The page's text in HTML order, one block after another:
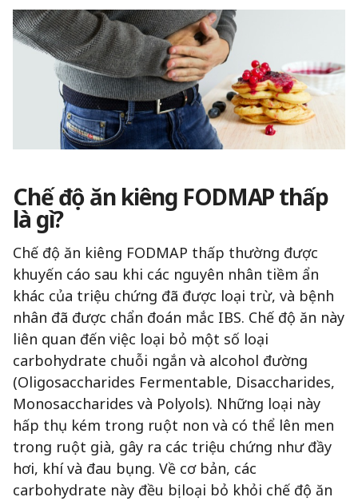
Chế độ ăn kiêng FODMAP thấp
là gì?
Chế độ ăn kiêng FODMAP thấp thường được
khuyến cáo sau khi các nguyên nhân tiềm ẩn
khác của triệu chứng đã được loại trừ, và bệnh
nhân đã được chẩn đoán mắc IBS. Chế độ ăn này
liên quan đến việc loại bỏ một số loại
carbohydrate chuỗi ngắn và alcohol đường
(Oligosaccharides Fermentable, Disaccharides,
Monosaccharides và Polyols). Những loại này
hấp thụ kém trong ruột non và có thể lên men
trong ruột già, gây ra các triệu chứng như đầy
hơi, khí và đau bụng. Về cơ bản, các
carbohydrate này đều bị loại bỏ khỏi chế độ ăn